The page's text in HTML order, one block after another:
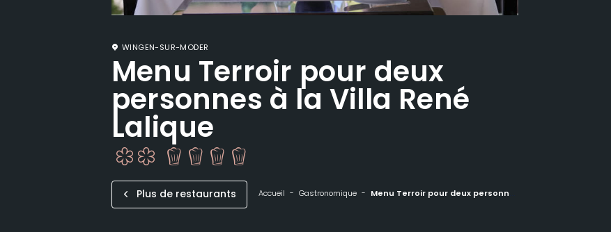
WINGEN-SUR-MODER
Menu Terroir pour deux
personnes à la Villa René
Lalique
Plus de restaurants Accueil Gastronomique Menu Terroir pour deux personnes à la Villa René Lalique